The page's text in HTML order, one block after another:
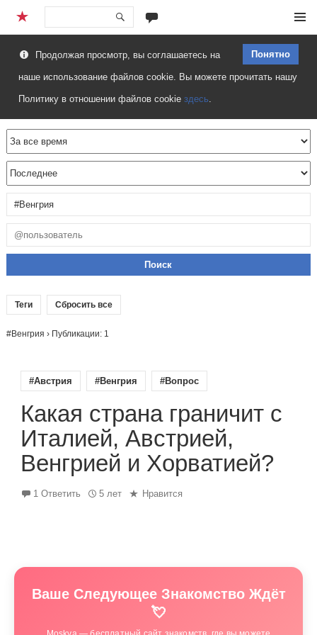
Перейти
содержимому
Понятно
Продолжая просмотр, вы соглашаетесь на
наше использование файлов cookie. Вы можете прочитать нашу
Политику в отношении файлов cookie здесь.
Теги Сбросить все
#Венгрия › Публикации: 1
#Австрия #Венгрия #Вопрос
Какая страна граничит с
Италией, Австрией,
Венгрией и Хорватией?
1 Ответить 5 лет Нравится
Ваше Следующее Знакомство Ждёт
💘